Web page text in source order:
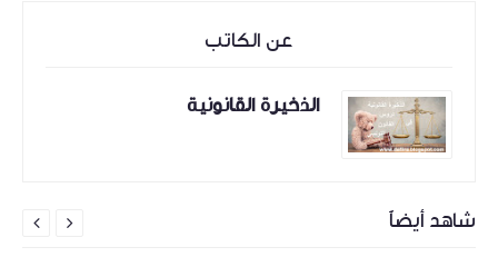
عن الكاتب
الذخيرة القانونية
شاهد أيضاً 
